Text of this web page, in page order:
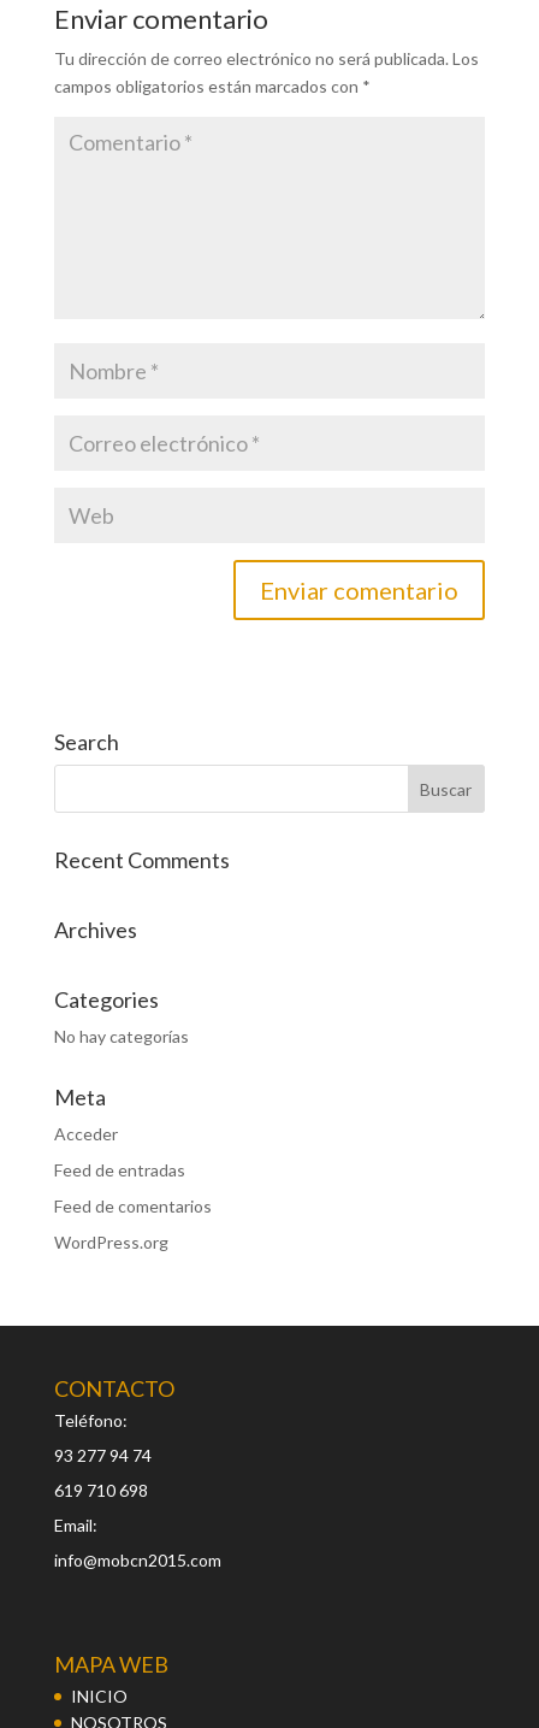
Enviar comentario
Tu dirección de correo electrónico no será publicada. Los
campos obligatorios están marcados con *
Search
Recent Comments
Archives
Categories
No hay categorías
Meta
Acceder
Feed de entradas
Feed de comentarios
WordPress.org
CONTACTO
Teléfono:
93 277 94 74
619 710 698
Email:
info@mobcn2015.com
MAPA WEB
INICIO
NOSOTROS